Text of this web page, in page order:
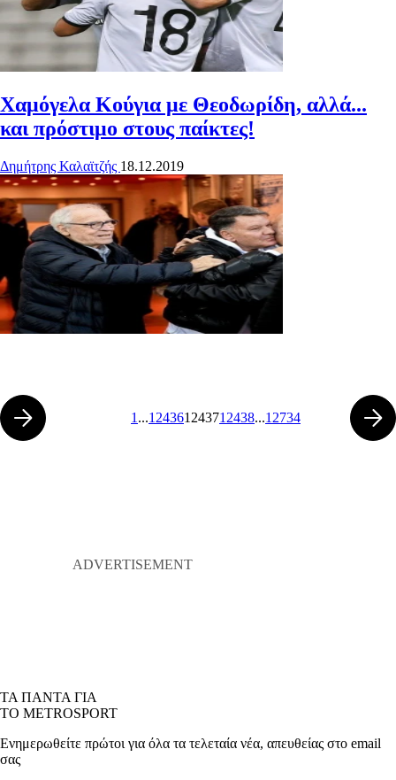
Χαμόγελα Κούγια με Θεοδωρίδη, αλλά...
και πρόστιμο στους παίκτες!
Δημήτρης Καλαϊτζής 18.12.2019
1 ...124361243712438...12734
ΤΑ ΠΑΝΤΑ ΓΙΑ
ΤΟ METROSPORT
Ενημερωθείτε πρώτοι για όλα τα τελεταία νέα, απευθείας στο email
σας